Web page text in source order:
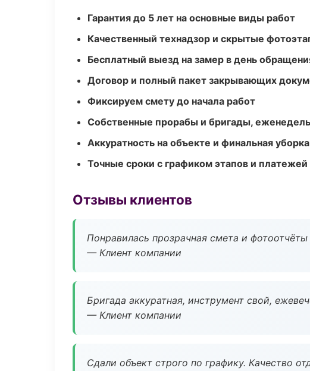
Гарантия до 5 лет на основные виды работ
Качественный технадзор и скрытые
Бесплатный выезд на замер в день
Договор и полный пакет закрывающих
Фиксируем смету до начала работ
Собственные прорабы и бригады,
Аккуратность на объекте и финальная уборка
Точные сроки с графиком этапов и платежей
Отзывы клиентов
Понравилась прозрачная смета и
— Клиент компании
Бригада аккуратная, инструмент свой,
— Клиент компании
Сдали объект строго по графику. Качество